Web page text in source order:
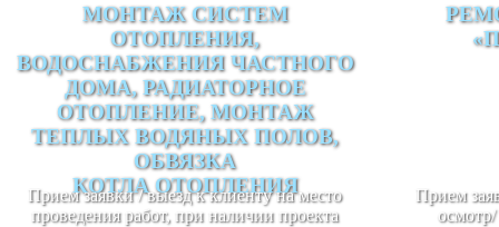
МОНТАЖ СИСТЕМ
ОТОПЛЕНИЯ,
ВОДОСНАБЖЕНИЯ ЧАСТНОГО
ДОМА, РАДИАТОРНОЕ
ОТОПЛЕНИЕ, МОНТАЖ
ТЕПЛЫХ ВОДЯНЫХ ПОЛОВ,
ОБВЯЗКА
КОТЛА ОТОПЛЕНИЯ
Прием заявки / выезд к клиенту на место
проведения работ, при наличии проекта
Прием